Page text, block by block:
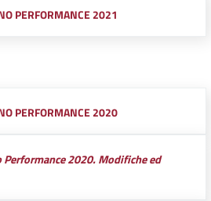
PERFORMANCE 2021
PERFORMANCE 2020
2020. Modifiche ed